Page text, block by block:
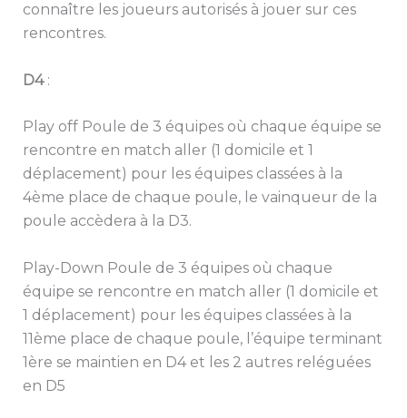
connaître les joueurs autorisés à jouer sur ces
rencontres.
D4:
Play off Poule de 3 équipes où chaque équipe se
rencontre en match aller (1 domicile et 1
déplacement) pour les équipes classées à la
4ème place de chaque poule, le vainqueur de la
poule accèdera à la D3.
Play-Down Poule de 3 équipes où chaque
équipe se rencontre en match aller (1 domicile et
1 déplacement) pour les équipes classées à la
11ème place de chaque poule, l’équipe terminant
1ère se maintien en D4 et les 2 autres reléguées
en D5